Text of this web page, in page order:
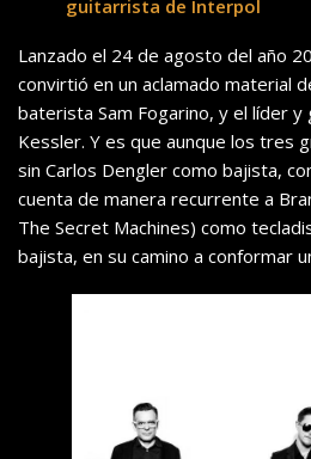
guitarrista de Interpol
Lanzado el 24 de agosto del año
convirtió en un aclamado material
baterista Sam Fogarino, y el líder y
Kessler. Y es que aunque los tres
sin Carlos Dengler como bajista,
cuenta de manera recurrente a
The Secret Machines) como
bajista, en su camino a conformar